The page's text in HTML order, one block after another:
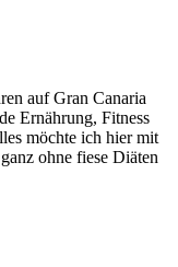
auf Gran Canaria
Ernährung, Fitness
möchte ich hier mit
ohne fiese Diäten